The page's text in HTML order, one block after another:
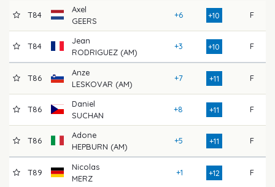
T84
Axel
GEERS
+6 +10 F
T84
Jean
RODRIGUEZ (AM)
+3 +10 F
T86
Anze
LESKOVAR (AM)
+7 +11 F
T86
Daniel
SUCHAN
+8 +11 F
T86
Adone
HEPBURN (AM)
+5 +11 F
T89
Nicolas
MERZ
+1 +12 F